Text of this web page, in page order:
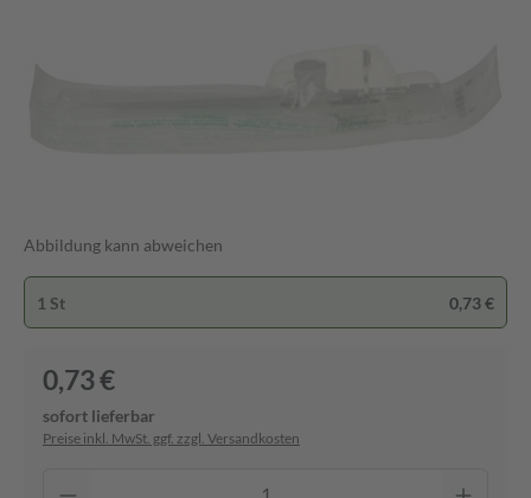
Abbildung kann abweichen
1 St 0,73 €
0,73 €
sofort lieferbar
Preise inkl. MwSt. ggf. zzgl. Versandkosten